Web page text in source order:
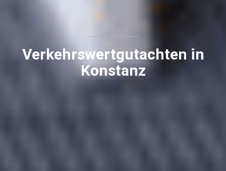
Verkehrswertgutachten in
Konstanz